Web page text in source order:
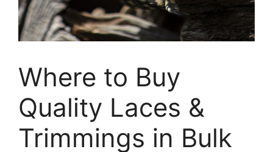
Where to Buy
Quality Laces &
Trimmings in Bulk